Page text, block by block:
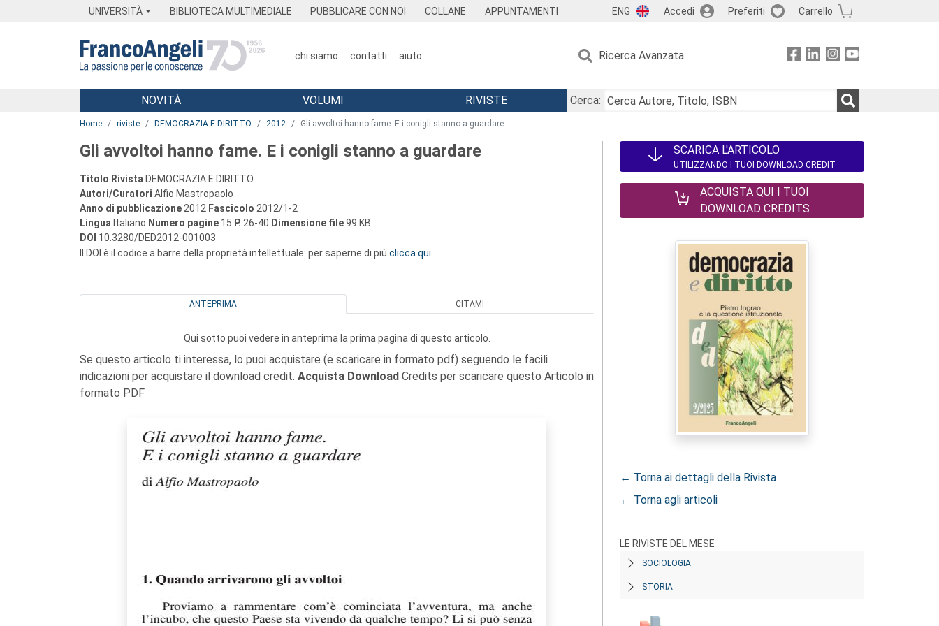
UNIVERSITÀ BIBLIOTECA MULTIMEDIALE PUBBLICARE CON NOI COLLANE APPUNTAMENTI ENG Accedi Preferiti Carrello
chi siamo contatti aiuto Ricerca Avanzata
Menu
NOVITÀ VOLUMI RIVISTE
Cerca:
Home riviste DEMOCRAZIA E DIRITTO 2012 Gli avvoltoi hanno fame. E i conigli stanno a guardare
Gli avvoltoi hanno fame. E i conigli stanno a guardare
Titolo Rivista DEMOCRAZIA E DIRITTO
Autori/Curatori Alfio Mastropaolo
Anno di pubblicazione 2012 Fascicolo 2012/1-2
Lingua Italiano Numero pagine 15 P. 26-40 Dimensione file99 KB
DOI 10.3280/DED2012-001003
Il DOI è il codice a barre della proprietà intellettuale: per saperne di più clicca qui
ANTEPRIMA CITAMI
Qui sotto puoi vedere in anteprima la prima pagina di questo articolo.
Se questo articolo ti interessa, lo puoi acquistare (e scaricare in formato pdf) seguendo le facili
indicazioni per acquistare il download credit. Acquista Download Credits per scaricare questo Articolo in
formato PDF
SCARICA L'ARTICOLO
UTILIZZANDO I TUOI DOWNLOAD CREDIT
ACQUISTA QUI I TUOI
DOWNLOAD CREDITS
← Torna ai dettagli della Rivista
← Torna agli articoli
LE RIVISTE DEL MESE
SOCIOLOGIA
STORIA